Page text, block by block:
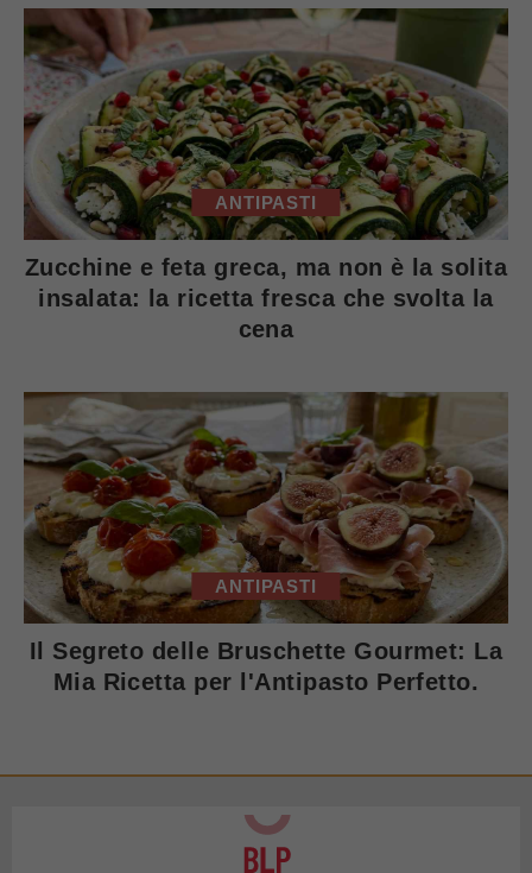
ANTIPASTI
Zucchine e feta greca, ma non è la solita
insalata: la ricetta fresca che svolta la
cena
ANTIPASTI
Il Segreto delle Bruschette Gourmet: La
Mia Ricetta per l'Antipasto Perfetto.